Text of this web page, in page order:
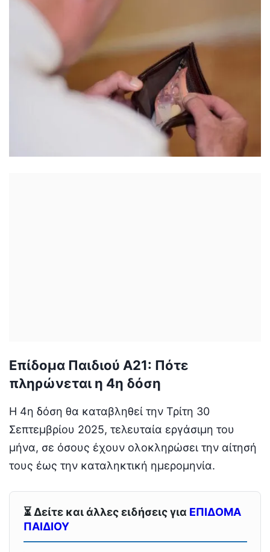
Επίδομα Παιδιού Α21: Πότε
πληρώνεται η 4η δόση
Η 4η δόση θα καταβληθεί την Τρίτη 30
Σεπτεμβρίου 2025, τελευταία εργάσιμη του
μήνα, σε όσους έχουν ολοκληρώσει την αίτησή
τους έως την καταληκτική ημερομηνία.
⏳ Δείτε και άλλες ειδήσεις για ΕΠΙΔΟΜΑ
ΠΑΙΔΙΟΥ